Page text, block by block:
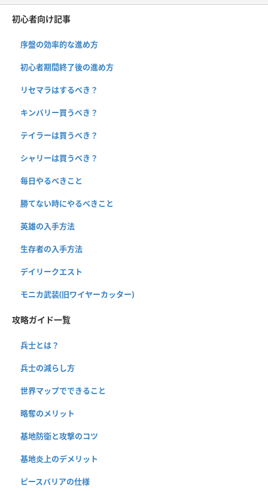
初心者向け記事
序盤の効率的な進め方
初心者期間終了後の進め方
リセマラはするべき？
キンバリー買うべき？
テイラーは買うべき？
シャリーは買うべき？
毎日やるべきこと
勝てない時にやるべきこと
英雄の入手方法
生存者の入手方法
デイリークエスト
モニカ武装(旧ワイヤーカッター)
攻略ガイド一覧
兵士とは？
兵士の減らし方
世界マップでできること
略奪のメリット
基地防衛と攻撃のコツ
基地炎上のデメリット
ピースバリアの仕様